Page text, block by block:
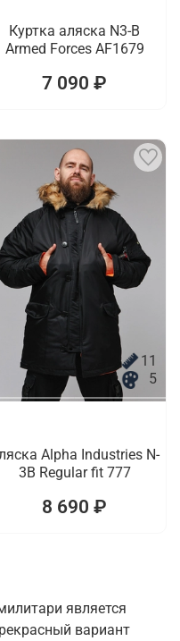
Куртка аляска N3-B
Armed Forces AF1679
7 090 ₽
11
5
Alpha Industries N-
3B Regular fit 777
8 690 ₽
является
вариант